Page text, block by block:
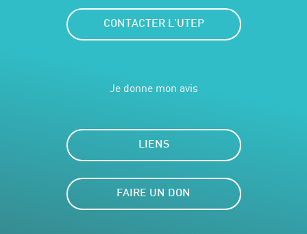
CONTACTER L'UTEP
Je donne mon avis
LIENS
FAIRE UN DON